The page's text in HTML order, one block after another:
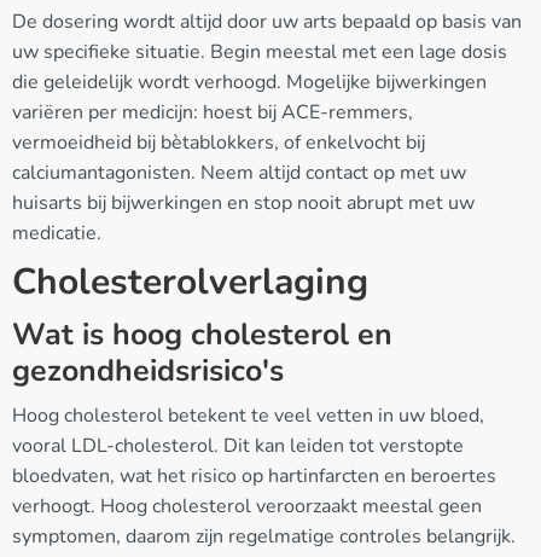
De dosering wordt altijd door uw arts bepaald op basis van
uw specifieke situatie. Begin meestal met een lage dosis
die geleidelijk wordt verhoogd. Mogelijke bijwerkingen
variëren per medicijn: hoest bij ACE-remmers,
vermoeidheid bij bètablokkers, of enkelvocht bij
calciumantagonisten. Neem altijd contact op met uw
huisarts bij bijwerkingen en stop nooit abrupt met uw
medicatie.
Cholesterolverlaging
Wat is hoog cholesterol en
gezondheidsrisico's
Hoog cholesterol betekent te veel vetten in uw bloed,
vooral LDL-cholesterol. Dit kan leiden tot verstopte
bloedvaten, wat het risico op hartinfarcten en beroertes
verhoogt. Hoog cholesterol veroorzaakt meestal geen
symptomen, daarom zijn regelmatige controles belangrijk.